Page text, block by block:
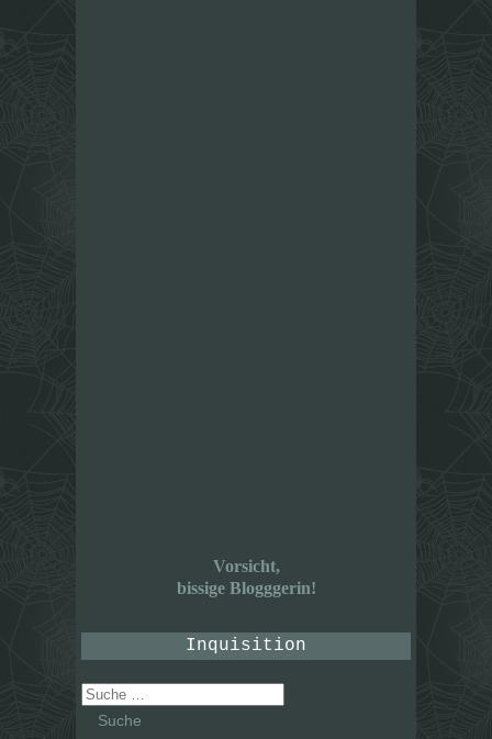
Vorsicht,
bissige Blogggerin!
Inquisition
Suche
nach: